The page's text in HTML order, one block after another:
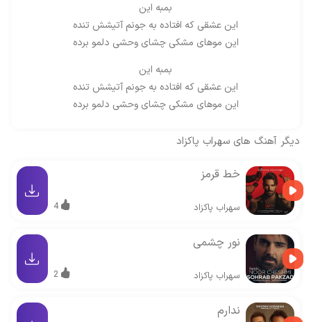
بمبه این
این عشقی که افتاده به جونم آتیشش تنده
این موهای مشکی چشای وحشی دلمو برده
بمبه این
این عشقی که افتاده به جونم آتیشش تنده
این موهای مشکی چشای وحشی دلمو برده
دیگر آهنگ های سهراب پاکزاد
خط قرمز
سهراب پاکزاد 4
نور چشمی
سهراب پاکزاد 2
ندارم